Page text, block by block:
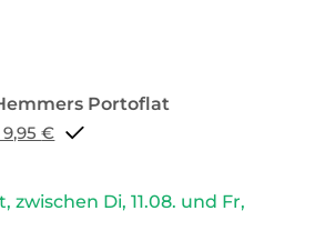
Portoflat schon ab 9,95 €
zwischen Di, 11.08. und Fr,